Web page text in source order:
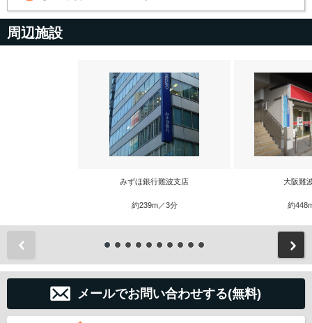
周辺施設
みずほ銀行難波支店
約239m／3分
大阪難
約
メールでお問い合わせする(無料)